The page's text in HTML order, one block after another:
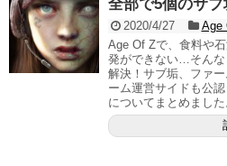
全部で5個のサ
2020/4/27
Age
Age Of Zで、食料や
発ができない…そんな
解決！サブ垢、ファ
ーム運営サイドも公
についてまとめました